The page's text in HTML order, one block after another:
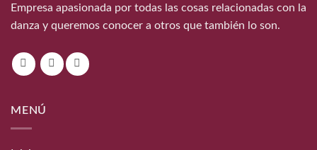
Empresa apasionada por todas las cosas relacionadas con la
danza y queremos conocer a otros que también lo son.
MENÚ